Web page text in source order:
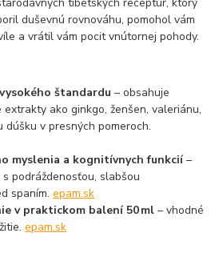
duševnú rovnováhu, pomohol vám
a vrátil vám pocit vnútornej pohody.
štandardu – obsahuje
ako ginkgo, ženšen, valeriánu,
dúšku v presných pomeroch.
myslenia a kognitívnych funkcií–
podráždenosťou, slabšou
spaním.epam.sk
v praktickom balení 50 ml – vhodné
epam.sk